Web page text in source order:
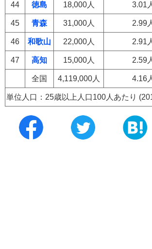
44 徳島 18,000人 3.01
45 青森 31,000人 2.99
46 和歌山 22,000人 2.91
47 高知 15,000人 2.59
全国 4,119,000人 4.16
単位人口：25歳以上人口100人あたり